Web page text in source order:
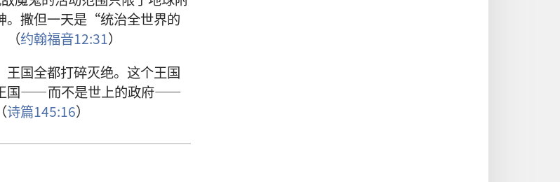
。撒但一天是“统治全世界的
（约翰福音12:31）
国全都打碎灭绝。这个王国
国——而不是世上的政府——
诗篇145:16）